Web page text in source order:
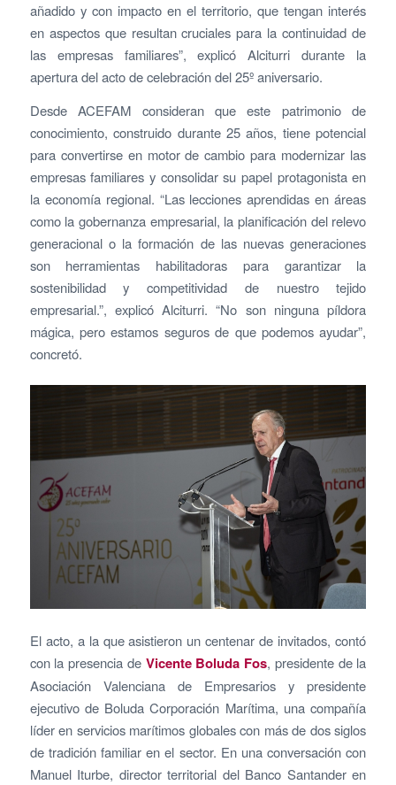
añadido y con impacto en el territorio, que tengan interés
en aspectos que resultan cruciales para la continuidad de
las empresas familiares”, explicó Alciturri durante la
apertura del acto de celebración del 25º aniversario.
Desde ACEFAM consideran que este patrimonio de
conocimiento, construido durante 25 años, tiene potencial
para convertirse en motor de cambio para modernizar las
empresas familiares y consolidar su papel protagonista en
la economía regional. “Las lecciones aprendidas en áreas
como la gobernanza empresarial, la planificación del relevo
generacional o la formación de las nuevas generaciones
son herramientas habilitadoras para garantizar la
sostenibilidad y competitividad de nuestro tejido
empresarial.”, explicó Alciturri. “No son ninguna píldora
mágica, pero estamos seguros de que podemos ayudar”,
concretó.
El acto, a la que asistieron un centenar de invitados, contó
con la presencia de Vicente Boluda Fos, presidente de la
Asociación Valenciana de Empresarios y presidente
ejecutivo de Boluda Corporación Marítima, una compañía
líder en servicios marítimos globales con más de dos siglos
de tradición familiar en el sector. En una conversación con
Manuel Iturbe, director territorial del Banco Santander en